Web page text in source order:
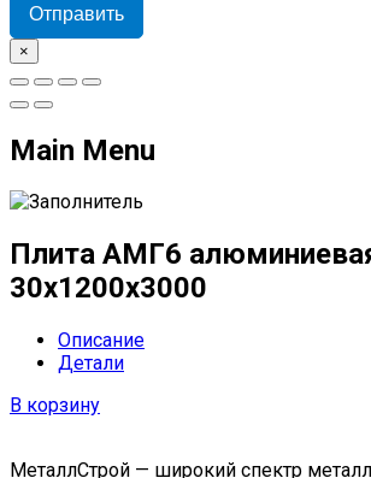
Отправить
×
Main Menu
Плита АМГ6
30x1200x3000
Описание
Детали
В корзину
МеталлСтрой — широкий спектр